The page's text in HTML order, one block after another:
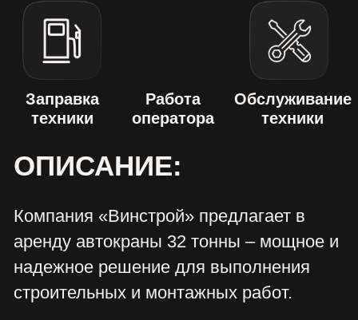
надежное решение для выполнения
строительных и монтажных работ.
Автокран 32 тонны используется для
подъема и перемещения строительных
материалов, установки конструкций и
монтажа оборудования на различных
мосты, промышленные здания и
инфраструктурные объекты.
Свяжитесь с нами для бесплатной
консультации – подберем технику и
подскажем оптимальное решение!
ТАКЖЕ